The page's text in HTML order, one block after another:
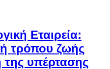
Εταιρεία:
τρόπου ζωής
της υπέρτασης